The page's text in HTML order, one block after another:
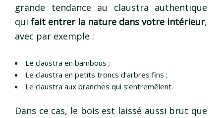
grande tendance au claustra authentique
qui fait entrer la nature dans votre intérieur,
avec par exemple :
Le claustra en bambous ;
Le claustra en petits troncs d’arbres fins ;
Le claustra aux branches qui s’entremêlent.
Dans ce cas, le bois est laissé aussi brut que